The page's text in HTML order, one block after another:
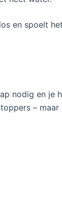
en spoelt
nodig en je
– maar